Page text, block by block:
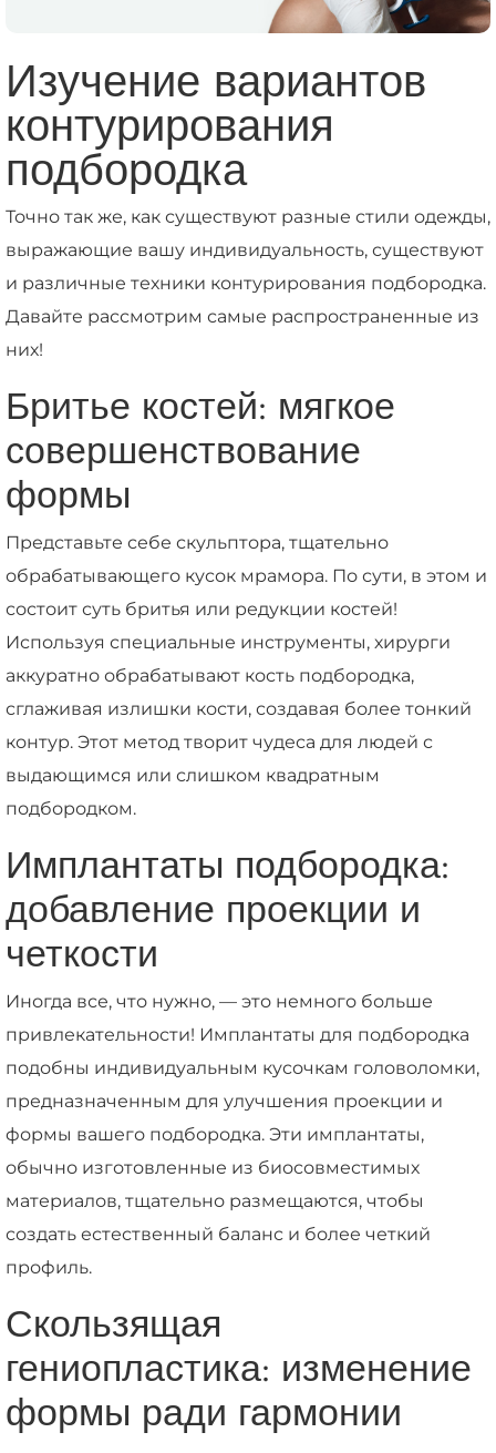
Изучение вариантов
контурирования
подбородка
Точно так же, как существуют разные стили одежды,
выражающие вашу индивидуальность, существуют
и различные техники контурирования подбородка.
Давайте рассмотрим самые распространенные из
них!
Бритье костей: мягкое
совершенствование
формы
Представьте себе скульптора, тщательно
обрабатывающего кусок мрамора. По сути, в этом и
состоит суть бритья или редукции костей!
Используя специальные инструменты, хирурги
аккуратно обрабатывают кость подбородка,
сглаживая излишки кости, создавая более тонкий
контур. Этот метод творит чудеса для людей с
выдающимся или слишком квадратным
подбородком.
Имплантаты подбородка:
добавление проекции и
четкости
Иногда все, что нужно, — это немного больше
привлекательности! Имплантаты для подбородка
подобны индивидуальным кусочкам головоломки,
предназначенным для улучшения проекции и
формы вашего подбородка. Эти имплантаты,
обычно изготовленные из биосовместимых
материалов, тщательно размещаются, чтобы
создать естественный баланс и более четкий
профиль.
Скользящая
гениопластика: изменение
формы ради гармонии